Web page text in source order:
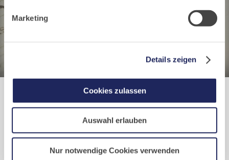
Marketing
Details zeigen
Cookies zulassen
Auswahl erlauben
Nur notwendige Cookies verwenden
Te Deum
Jetzt bei Segensreich.de bestellen. Ohne Abo.